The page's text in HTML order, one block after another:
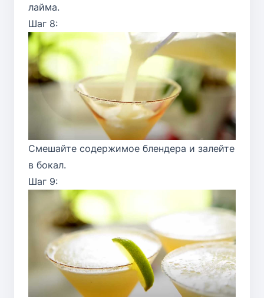
лайма.
Шаг 8:
Смешайте содержимое блендера и залейте
в бокал.
Шаг 9: